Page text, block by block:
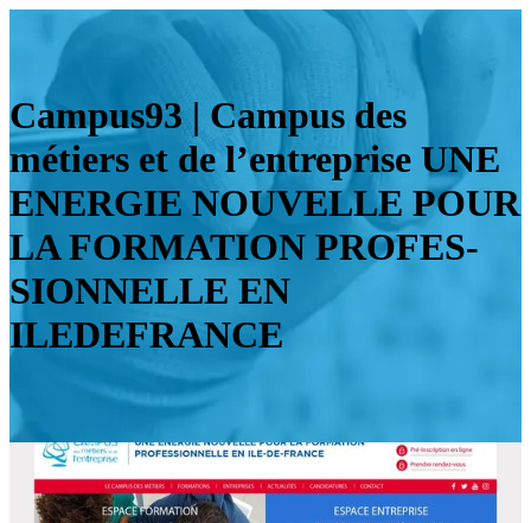
Campus93 | Campus des
métiers et de l’entreprise UNE
ENERGIE NOUVELLE POUR
LA FORMATION PROFES­
SIONNELLE EN
ILEDEFRANCE